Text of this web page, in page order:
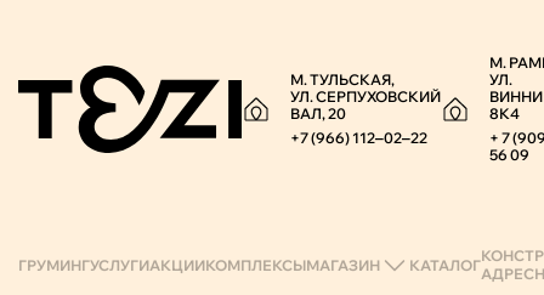
М. ТУЛЬСКАЯ,
УЛ. СЕРПУХОВСКИЙ
ВАЛ, 20
+7 (966) 112‒02‒22
М.
УЛ.
8К4
+ 7
56 09
ГРУМИНГУСЛУГИАКЦИИКОМПЛЕКСЫМАГАЗИН КАТАЛОГ